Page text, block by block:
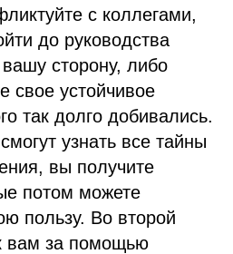
с коллегами,
до руководства
сторону, либо
свое устойчивое
так долго добивались.
узнать все тайны
вы получите
потом можете
пользу. Во второй
вам за помощью